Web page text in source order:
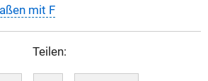
mit F
Teilen: